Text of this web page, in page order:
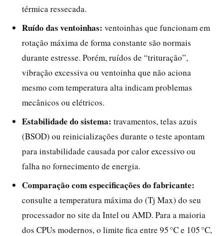
térmica ressecada.
Ruído das ventoinhas: ventoinhas que funcionam em
rotação máxima de forma constante são normais
durante estresse. Porém, ruídos de “trituração”,
vibração excessiva ou ventoinha que não aciona
mesmo com temperatura alta indicam problemas
mecânicos ou elétricos.
Estabilidade do sistema: travamentos, telas azuis
(BSOD) ou reinicializações durante o teste apontam
para instabilidade causada por calor excessivo ou
falha no fornecimento de energia.
Comparação com especificações do fabricante:
consulte a temperatura máxima do (Tj Max) do seu
processador no site da Intel ou AMD. Para a maioria
dos CPUs modernos, o limite fica entre 95 °C e 105 °C,